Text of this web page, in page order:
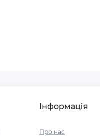
Інформація
Про нас